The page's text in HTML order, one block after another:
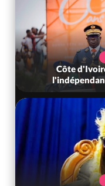
Côte